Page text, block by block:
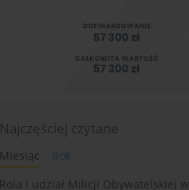
Najczęściej czytane
Miesiąc
Rok
Rola i udział Milicji Obywatelskiej w